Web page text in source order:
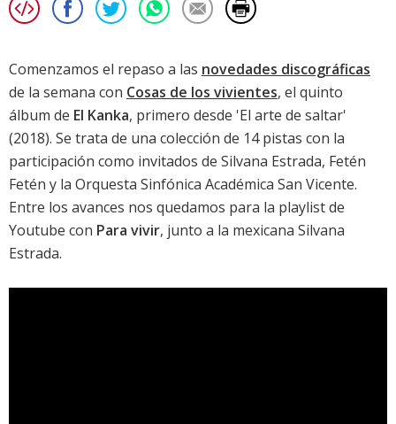
Comenzamos el repaso a las novedades discográficas
de la semana con Cosas de los vivientes, el quinto
álbum de El Kanka, primero desde 'El arte de saltar'
(2018). Se trata de una colección de 14 pistas con la
participación como invitados de Silvana Estrada, Fetén
Fetén y la Orquesta Sinfónica Académica San Vicente.
Entre los avances nos quedamos para la playlist de
Youtube con Para vivir, junto a la mexicana Silvana
Estrada.